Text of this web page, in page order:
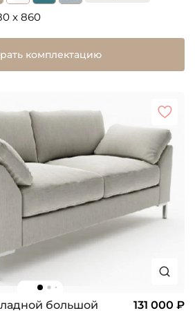
x 860
комплектацию
большой 131 000 ₽